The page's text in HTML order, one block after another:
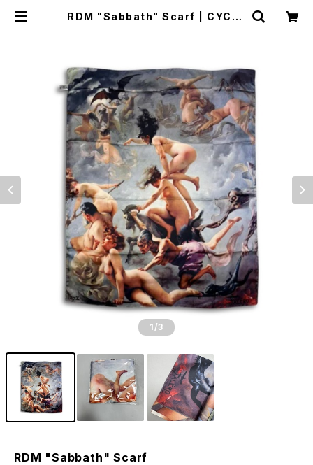
RDM "Sabbath" Scarf | CYCLE
1 /3
RDM "Sabbath" Scarf